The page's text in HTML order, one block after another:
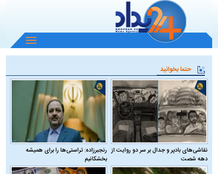
باز
و
منو
حتما بخوانید
نقاشی‌های بادپر و جدال بر سر دو روایت از
دهه شصت
رنجبرزاده: تراستی‌ها را برای همیشه
بخشکانیم